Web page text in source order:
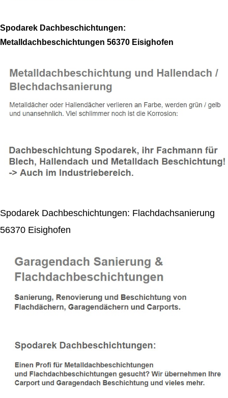
Spodarek Dachbeschichtungen:
Metalldachbeschichtungen 56370 Eisighofen
Spodarek Dachbeschichtungen: Flachdachsanierung
56370 Eisighofen